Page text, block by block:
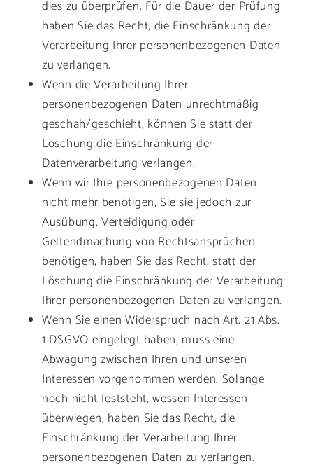
dies zu überprüfen. Für die Dauer der Prüfung
haben Sie das Recht, die Einschränkung der
Verarbeitung Ihrer personenbezogenen Daten
zu verlangen.
Wenn die Verarbeitung Ihrer
personenbezogenen Daten unrechtmäßig
geschah/geschieht, können Sie statt der
Löschung die Einschränkung der
Datenverarbeitung verlangen.
Wenn wir Ihre personenbezogenen Daten
nicht mehr benötigen, Sie sie jedoch zur
Ausübung, Verteidigung oder
Geltendmachung von Rechtsansprüchen
benötigen, haben Sie das Recht, statt der
Löschung die Einschränkung der Verarbeitung
Ihrer personenbezogenen Daten zu verlangen.
Wenn Sie einen Widerspruch nach Art. 21 Abs.
1 DSGVO eingelegt haben, muss eine
Abwägung zwischen Ihren und unseren
Interessen vorgenommen werden. Solange
noch nicht feststeht, wessen Interessen
überwiegen, haben Sie das Recht, die
Einschränkung der Verarbeitung Ihrer
personenbezogenen Daten zu verlangen.